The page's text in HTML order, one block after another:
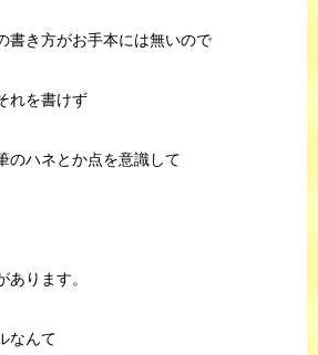
書き方がお手本には無いので
れを書けず
のハネとか点を意識して
あります。
なんて